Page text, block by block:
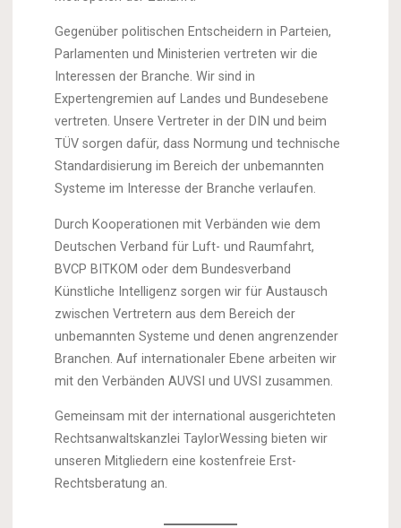
Gegenüber politischen Entscheidern in Parteien,
Parlamenten und Ministerien vertreten wir die
Interessen der Branche. Wir sind in
Expertengremien auf Landes und Bundesebene
vertreten. Unsere Vertreter in der DIN und beim
TÜV sorgen dafür, dass Normung und technische
Standardisierung im Bereich der unbemannten
Systeme im Interesse der Branche verlaufen.
Durch Kooperationen mit Verbänden wie dem
Deutschen Verband für Luft- und Raumfahrt,
BVCP BITKOM oder dem Bundesverband
Künstliche Intelligenz sorgen wir für Austausch
zwischen Vertretern aus dem Bereich der
unbemannten Systeme und denen angrenzender
Branchen. Auf internationaler Ebene arbeiten wir
mit den Verbänden AUVSI und UVSI zusammen.
Gemeinsam mit der international ausgerichteten
Rechtsanwaltskanzlei TaylorWessing bieten wir
unseren Mitgliedern eine kostenfreie Erst-
Rechtsberatung an.